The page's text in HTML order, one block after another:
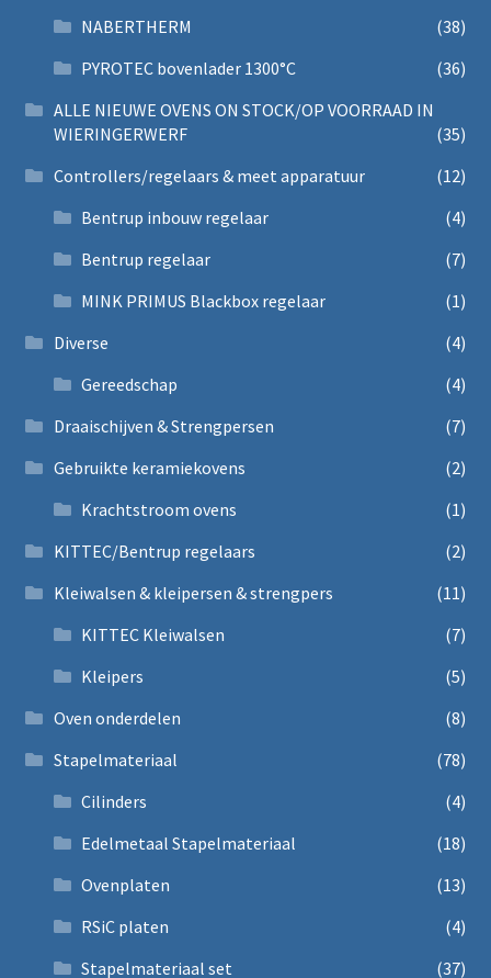
NABERTHERM
(38)
PYROTEC bovenlader 1300°C
(36)
ALLE NIEUWE OVENS ON STOCK/OP VOORRAAD IN
WIERINGERWERF
(35)
Controllers/regelaars & meet apparatuur
(12)
Bentrup inbouw regelaar
(4)
Bentrup regelaar
(7)
MINK PRIMUS Blackbox regelaar
(1)
Diverse
(4)
Gereedschap
(4)
Draaischijven & Strengpersen
(7)
Gebruikte keramiekovens
(2)
Krachtstroom ovens
(1)
KITTEC/Bentrup regelaars
(2)
Kleiwalsen & kleipersen & strengpers
(11)
KITTEC Kleiwalsen
(7)
Kleipers
(5)
Oven onderdelen
(8)
Stapelmateriaal
(78)
Cilinders
(4)
Edelmetaal Stapelmateriaal
(18)
Ovenplaten
(13)
RSiC platen
(4)
Stapelmateriaal set
(37)